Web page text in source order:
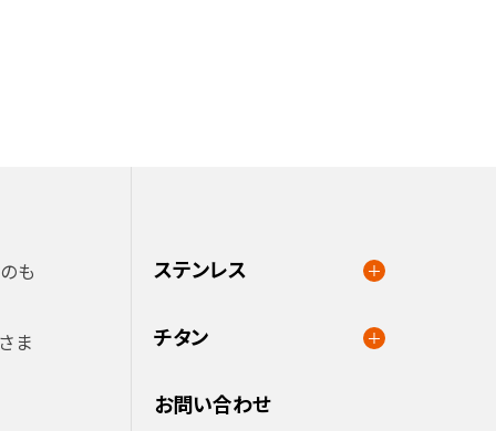
も
ま
ステンレス
チタン
お問い合わせ